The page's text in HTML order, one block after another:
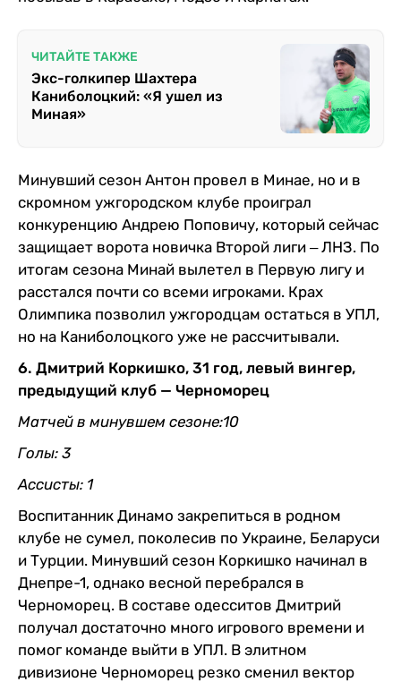
ЧИТАЙТЕ ТАКЖЕ
Экс-голкипер Шахтера
Каниболоцкий: «Я ушел из
Миная»
Минувший сезон Антон провел в Минае, но и в
скромном ужгородском клубе проиграл
конкуренцию Андрею Поповичу, который сейчас
защищает ворота новичка Второй лиги ‒ ЛНЗ. По
итогам сезона Минай вылетел в Первую лигу и
расстался почти со всеми игроками. Крах
Олимпика позволил ужгородцам остаться в УПЛ,
но на Каниболоцкого уже не рассчитывали.
6. Дмитрий Коркишко, 31 год, левый вингер,
предыдущий клуб — Черноморец
Матчей в минувшем сезоне:10
Голы: 3
Ассисты: 1
Воспитанник Динамо закрепиться в родном
клубе не сумел, поколесив по Украине, Беларуси
и Турции. Минувший сезон Коркишко начинал в
Днепре-1, однако весной перебрался в
Черноморец. В составе одесситов Дмитрий
получал достаточно много игрового времени и
помог команде выйти в УПЛ. В элитном
дивизионе Черноморец резко сменил вектор